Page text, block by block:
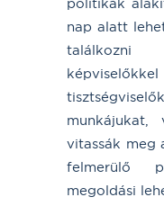
nap alatt
találkozni
munkájukat,
vitassák meg
felmerülő
megoldási